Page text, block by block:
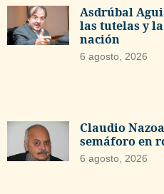
Asdrúbal
las tutelas y
nación
6 agosto, 2026
Claudio
semáforo en
6 agosto, 2026